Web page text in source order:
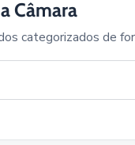
Câmara
categorizados de